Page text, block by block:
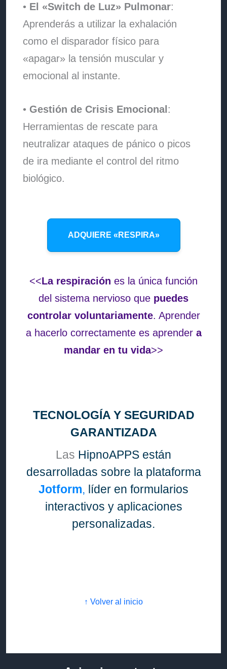
• El «Switch de Luz» Pulmonar:
Aprenderás a utilizar la exhalación
como el disparador físico para
«apagar» la tensión muscular y
emocional al instante.
• Gestión de Crisis Emocional :
Herramientas de rescate para
neutralizar ataques de pánico o picos
de ira mediante el control del ritmo
biológico.
ADQUIERE «RESPIRA»
<<La respiración es la única función
del sistema nervioso que puedes
controlar voluntariamente. Aprender
a hacerlo correctamente es aprender a
mandar en tu vida>>
TECNOLOGÍA Y SEGURIDAD
GARANTIZADA
Las HipnoAPPS están
desarrolladas sobre la plataforma
Jotform, líder en formularios
interactivos y aplicaciones
personalizadas.
↑ Volver al inicio